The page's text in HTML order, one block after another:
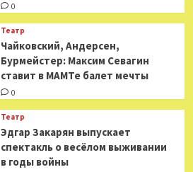
0
Театр
​​Чайковский, Андерсен,
Бурмейстер: Максим Севагин
ставит в МАМТе балет мечты
0
Театр
Эдгар Закарян выпускает
спектакль о весёлом выживании
в годы войны